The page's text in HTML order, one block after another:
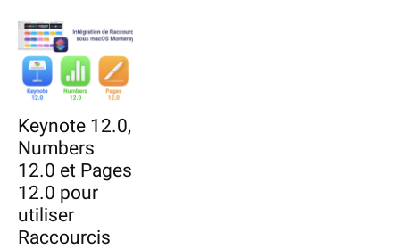
Keynote 12.0,
Numbers
12.0 et Pages
12.0 pour
utiliser
Raccourcis